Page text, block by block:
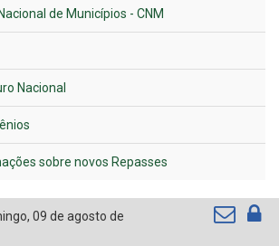
de Municípios - CNM
Nacional
sobre novos Repasses
, 09 de agosto de